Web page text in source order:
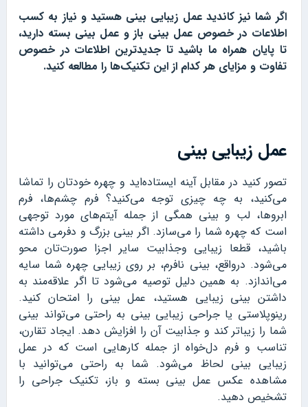
اگر شما نیز کاندید عمل زیبایی بینی هستید و نیاز به کسب
اطلاعات در خصوص عمل بینی باز و عمل بینی بسته دارید،
تا پایان همراه ما باشید تا جدیدترین اطلاعات در خصوص
تفاوت و مزایای هر کدام از این تکنیک‌ها را مطالعه کنید.
عمل زیبایی بینی
تصور کنید در مقابل آینه ایستاده‌اید و چهره خودتان را تماشا
می‌کنید، به چه چیزی توجه می‌کنید؟ فرم چشم‌ها، فرم
ابروها، لب‌ و بینی همگی از جمله آیتم‌های مورد توجهی
است که چهره شما را می‌سازد. اگر بینی بزرگ و دفرمی داشته
باشید، قطعا زیبایی وجذابیت سایر اجزا صورت‌تان محو
می‌شود. درواقع، بینی نافرم، بر روی زیبایی چهره شما سایه
می‌اندازد. به همین دلیل توصیه می‌شود تا اگر علاقه‌مند به
داشتن بینی زیبایی هستید، عمل بینی را امتحان کنید.
رینوپلاستی یا جراحی زیبایی بینی به راحتی می‌تواند بینی
شما را زیباتر کند و جذابیت آن را افزایش دهد. ایجاد تقارن،
تناسب و فرم دل‌خواه از جمله کارهایی است که در عمل
زیبایی بینی لحاظ می‌شود. شما به راحتی می‌توانید با
مشاهده عکس عمل بینی بسته و باز، تکنیک جراحی را
تشخیص دهید.